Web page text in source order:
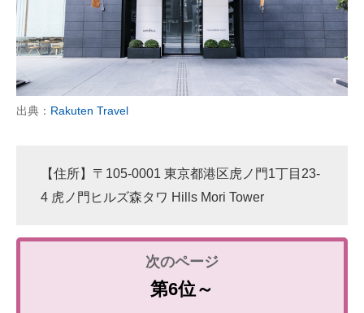
出典： Rakuten Travel
【住所】〒105-0001 東京都港区虎ノ門1丁目23-
4 虎ノ門ヒルズ森タワ Hills Mori Tower
第6位～